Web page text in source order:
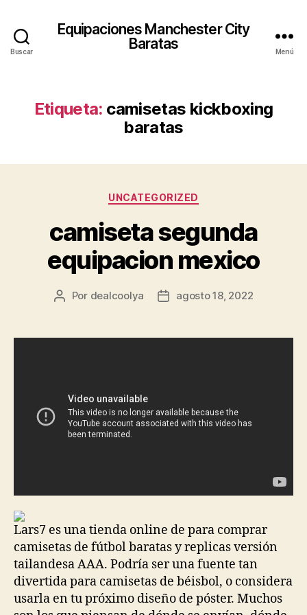
Buscar
Equipaciones Manchester City
Baratas
Menú
Etiqueta: camisetas kickboxing
baratas
Categorías
UNCATEGORIZED
camiseta segunda
equipacion mexico
Autor
entrada
Por dealcoolya
Fecha
entrada
agosto 18, 2022
Lars7 es una tienda online de para comprar
camisetas de fútbol baratas y replicas versión
tailandesa AAA. Podría ser una fuente tan
divertida para camisetas de béisbol, o considera
usarla en tu próximo diseño de póster. Muchos